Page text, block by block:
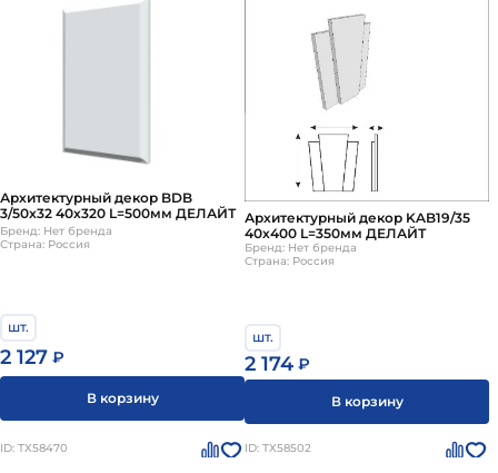
Архитектурный декор BDB
3/50x32 40х320 L=500мм ДЕЛАЙТ
Бренд: Нет бренда
Страна: Россия
шт.
2 127 ₽
В корзину
Архитектурный декор KAB19/35
40х400 L=350мм ДЕЛАЙТ
Бренд: Нет бренда
Страна: Россия
шт.
2 174 ₽
В корзину
ID: ТХ58470 ID: ТХ58502